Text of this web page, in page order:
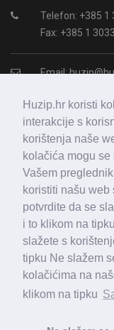
Huzip.hr koristi
interakcije s
korištenja naše
kolačića mogu
Vašem
koristiti našu web
potvrdite da se
i to klikom na
slažete s
tipku Ne slažem
kolačićima na
klikom na tipku
Telefon: +385 1
Fax: +385 1
Email:
OIB: